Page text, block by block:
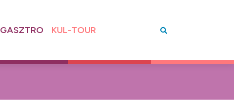
GASZTRO KUL-TOUR